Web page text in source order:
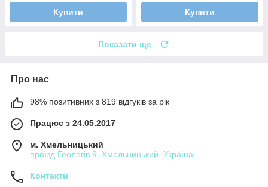
Купити Купити
Показати ще
Про нас
98% позитивних з 819 відгуків за рік
Працює з 24.05.2017
м. Хмельницький
проїзд Геологів 9, Хмельницький, Україна
Контакти